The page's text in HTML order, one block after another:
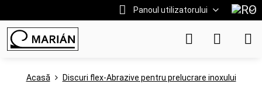
Panoul utilizatorului
Acasă Discuri flex-Abrazive pentru prelucrare inoxului